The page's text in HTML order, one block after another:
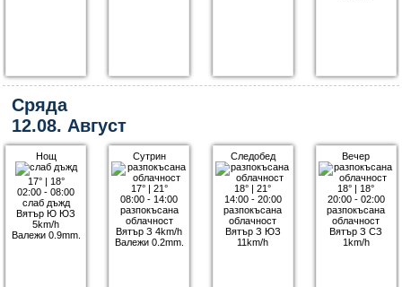
Сряда
12.08. Август
Нощ
17°| 18°
02:00 - 08:00
слаб дъжд
Вятър Ю ЮЗ
5km/h
Валежи 0.9mm.
Сутрин
17°| 21°
08:00 - 14:00
разпокъсана
облачност
Вятър З 4km/h
Валежи 0.2mm.
Следобед
18° |21°
14:00 - 20:00
разпокъсана
облачност
Вятър З ЮЗ
11km/h
Вечер
18° | 18°
20:00 - 02:00
разпокъсана
облачност
Вятър З СЗ
1km/h